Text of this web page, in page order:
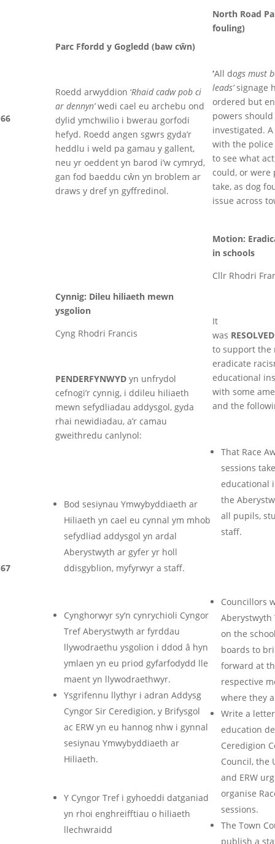
66
Parc Ffordd y Gogledd (baw cŵn)
Roedd arwyddion ‘Rhaid cadw pob ci
ar dennyn’wedi cael eu archebu ond
dylid ymchwilio i bwerau gorfodi
hefyd. Roedd angen sgwrs gyda’r
heddlu i weld pa gamau y gallent,
neu yr oeddent yn barod i’w cymryd,
gan fod baeddu cŵn yn broblem ar
draws y dref yn gyffredinol.
North Road
fouling)
‘All dogs must
leads’signage
ordered but
powers
investigated.
with the
to see what
could, or were
take, as dog
issue across
67
Cynnig: Dileu hiliaeth mewn
ysgolion
Cyng Rhodri Francis
PENDERFYNWYD yn unfrydol
cefnogi’r cynnig, i ddileu hiliaeth
mewn sefydliadau addysgol, gyda
rhai newidiadau, a’r camau
gweithredu canlynol:
Bod sesiynau Ymwybyddiaeth ar
Hiliaeth yn cael eu cynnal ym mhob
sefydliad addysgol yn ardal
Aberystwyth ar gyfer yr holl
ddisgyblion, myfyrwyr a staff.
Cynghorwyr sy’n cynrychioli Cyngor
Tref Aberystwyth ar fyrddau
llywodraethu ysgolion i ddod â hyn
ymlaen yn eu priod gyfarfodydd lle
maent yn llywodraethwyr.
Ysgrifennu llythyr i adran Addysg
Cyngor Sir Ceredigion, y Brifysgol
ac ERW yn eu hannog nhw i gynnal
sesiynau Ymwybyddiaeth ar
Hiliaeth.
Y Cyngor Tref i gyhoeddi datganiad
yn rhoi enghreifftiau o hiliaeth
llechwraidd
Motion:
in schools
Cllr Rhodri
It
was RESOLVED
to support the
eradicate
educational
with some
and the
That Race
sessions
educational
the
all pupils,
staff.
Councillors
Aberystwyth
on the
boards to
forward at
respective
where they
Write a
education
Ceredigion
Council, the
and ERW
organise
sessions.
The Town
publish a